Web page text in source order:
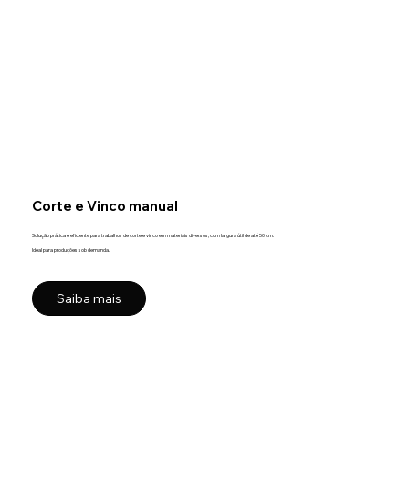
Corte e Vinco manual
Solução prática e eficiente para trabalhos de corte e vinco em materiais diversos, com largura útil de até 50 cm.
Ideal para produções sob demanda.
Saiba mais